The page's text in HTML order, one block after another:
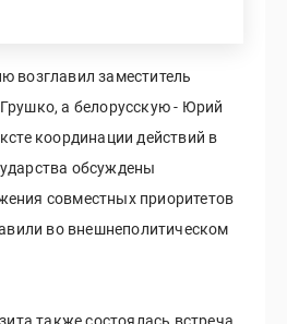
возглавил заместитель
а белорусскую - Юрий
координации действий в
обсуждены
совместных приоритетов
во внешнеполитическом